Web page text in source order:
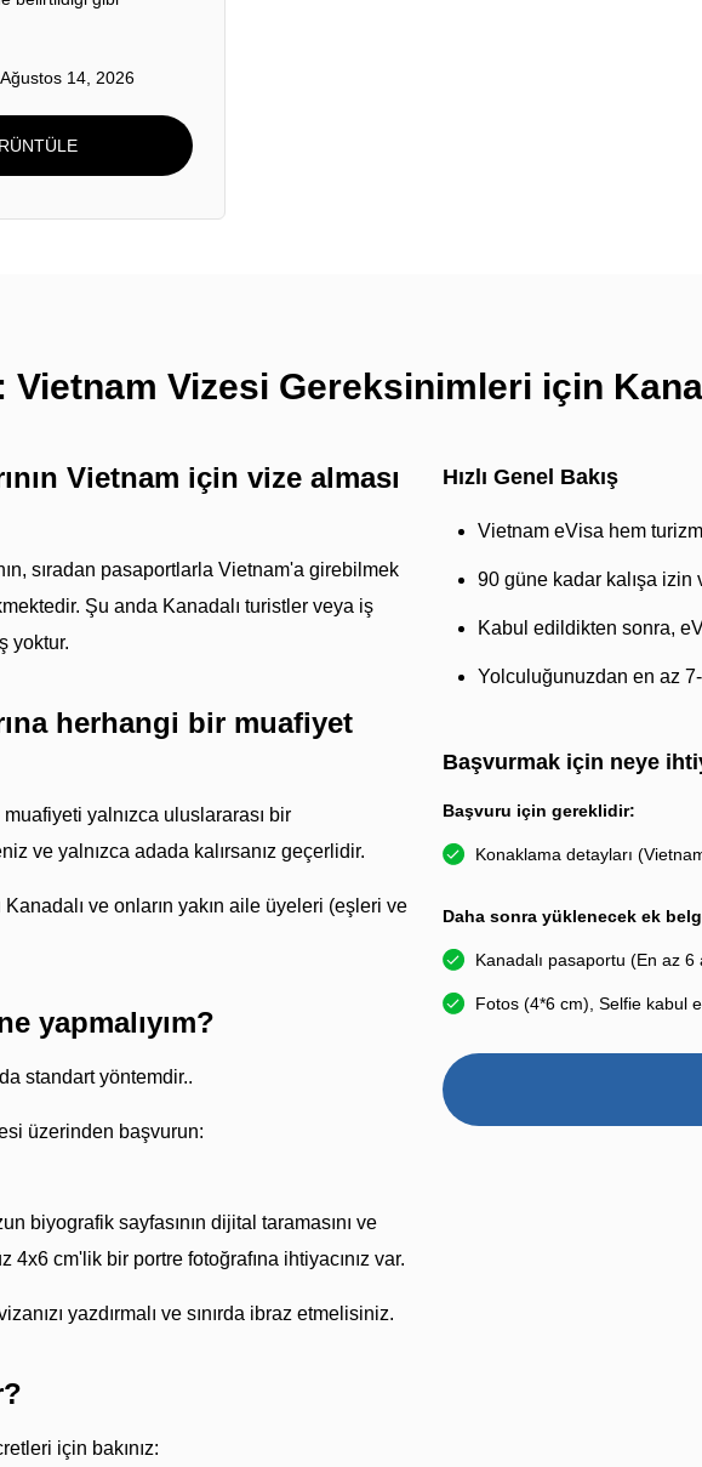
14, 2026
Vietnam Vizesi Gereksinimleri için
Vietnam için vize alması
sıradan pasaportlarla Vietnam'a girebilmek
Şu anda Kanadalı turistler veya iş
yoktur.
herhangi bir muafiyet
yalnızca uluslararası bir
ve yalnızca adada kalırsanız geçerlidir.
ve onların yakın aile üyeleri (eşleri ve
yapmalıyım?
standart yöntemdir..
üzerinden başvurun:
biyografik sayfasının dijital taramasını ve
cm'lik bir portre fotoğrafına ihtiyacınız var.
yazdırmalı ve sınırda ibraz etmelisiniz.
için bakınız:
Hızlı Genel Bakış
Vietnam eVisa hem
90 güne kadar kalışa izin
Kabul edildikten sonra,
Yolculuğunuzdan en az
Başvurmak için neye
Başvuru için gereklidir:
Konaklama detayları
Daha sonra yüklenecek ek
Kanadalı pasaportu (En az 6
Fotos (4*6 cm), Selfie kabul